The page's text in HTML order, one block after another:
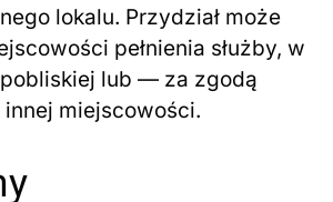
lokalu. Przydział może
pełnienia służby, w
lub — za zgodą
miejscowości.